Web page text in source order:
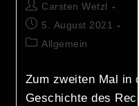
Carsten Wetzl
5. August 2021
Allgemein
Zum zweiten Mal in
Geschichte des